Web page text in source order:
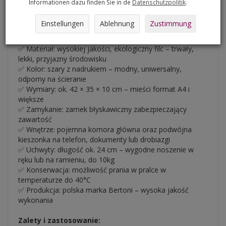
połączenie nowoczesnego stylu, wygody i trwałości.
Cechy produktu:
✅ Materiał: wysokiej jakości, ekologiczny filc – trwały,
lekki, przyjazny środowisku
✅ Kolor: szary z nadrukiem – modny, uniwersalny,
odporny na ścieranie
✅ Wymiary: ok. 42 × 35 × 10 cm – mieści format A4 i
większe
✅ Zamykanie: zamek błyskawiczny zabezpieczający
zawartość
✅ Wnętrze: pojemna komora główna oraz podwójna
kieszonka na telefon, dokumenty lub drobiazgi
✅ Uchwyty: długość ok. 24 cm – wygodne noszenie w
ręku lub na ramieniu, do 10kg
✅ Konserwacja: możliwość prania w pralce w
temperaturze do 40°C
✅ Produkcja: polska marka Bertoni – wysoka jakość
wykonania
Zalety i zastosowanie:
Informationen dazu finden Sie in de Datenschutzpolitik.
Einstellungen Ablehnung Zustimmung